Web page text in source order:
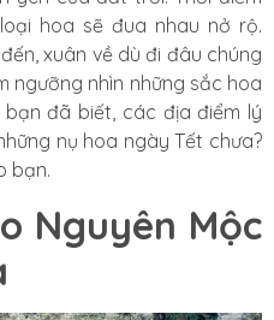
hoa sẽ đua nhau nở rộ.
xuân về dù đi đâu chúng
ngưỡng nhìn những sắc hoa
đã biết, các địa điểm lý
nụ hoa ngày Tết chưa?
bạn.
Nguyên Mộc